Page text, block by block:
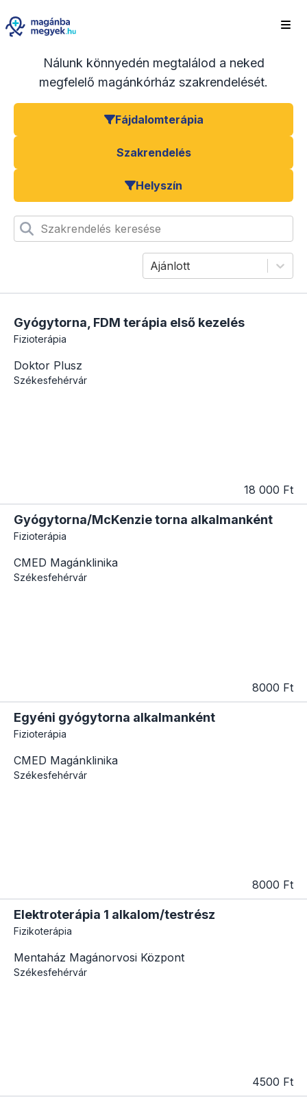
Nálunk könnyedén megtalálod a neked
megfelelő magánkórház szakrendelését.
Fájdalomterápia
Szakrendelés
Helyszín
Szakrendelés keresése
Ajánlott
Gyógytorna, FDM terápia első kezelés
Fizioterápia
Doktor Plusz
Székesfehérvár
18 000 Ft
Gyógytorna/McKenzie torna alkalmanként
Fizioterápia
CMED Magánklinika
Székesfehérvár
8000 Ft
Egyéni gyógytorna alkalmanként
Fizioterápia
CMED Magánklinika
Székesfehérvár
8000 Ft
Elektroterápia 1 alkalom/testrész
Fizikoterápia
Mentaház Magánorvosi Központ
Székesfehérvár
4500 Ft